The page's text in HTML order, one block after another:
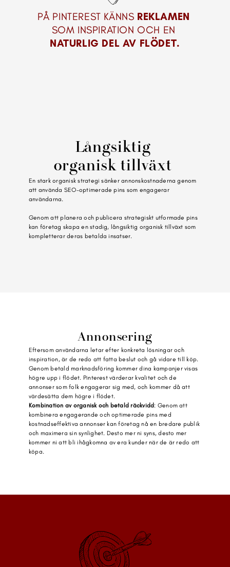
PÅ PINTEREST KÄNNS REKLAMEN
NATURLIG DEL AV FLÖDET.
Långsiktig
organisk tillväxt
En stark organisk strategi sänker annonskostnaderna genom
att använda SEO-optimerade pins som engagerar
användarna.
Genom att planera och publicera strategiskt utformade pins
kan företag skapa en stadig, långsiktig organisk tillväxt som
kompletterar deras betalda insatser.
Annonsering
Eftersom användarna letar efter konkreta lösningar och
inspiration, är de redo att fatta beslut och gå vidare till köp.
Genom betald marknadsföring kommer dina kampanjer visas
högre upp i flödet. Pinterest värderar kvalitet och de
annonser som folk engagerar sig med, och kommer då att
värdesätta dem högre i flödet.
Kombination av organisk och betald räckvidd: Genom att
kombinera engagerande och optimerade pins med
kostnadseffektiva annonser kan företag nå en bredare publik
och maximera sin synlighet. Desto mer ni syns, desto mer
kommer ni att bli ihågkomna av era kunder när de är redo att
köpa.